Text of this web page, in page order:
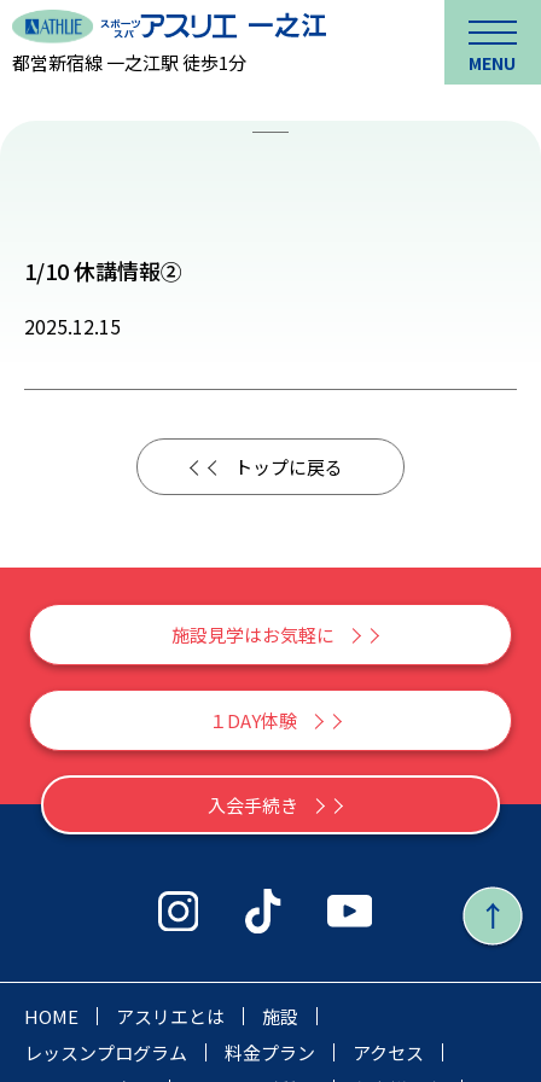
都営新宿線 一之江駅 徒歩1分 MENU
1/10 休講情報②
2025.12.15
トップに戻る
施設見学はお気軽に
１DAY体験
入会手続き
HOME アスリエとは
施設
レッスンプログラム
料金プラン
アクセス